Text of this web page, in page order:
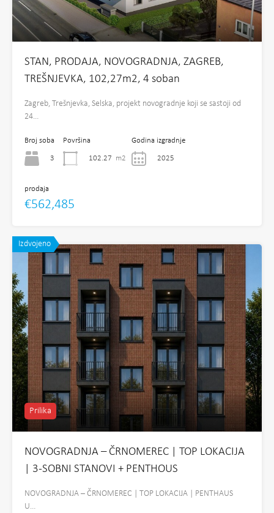
STAN, PRODAJA, NOVOGRADNJA, ZAGREB,
TREŠNJEVKA, 102,27m2, 4 soban
Zagreb, Trešnjevka, Selska, projekt novogradnje koji se sastoji od
24…
Broj soba
3
Površina
102.27 m2
Godina izgradnje
2025
prodaja
€562,485
Izdvojeno
Prilika
NOVOGRADNJA – ČRNOMEREC | TOP LOKACIJA
| 3-SOBNI STANOVI + PENTHOUS
NOVOGRADNJA – ČRNOMEREC | TOP LOKACIJA | PENTHAUS
U…